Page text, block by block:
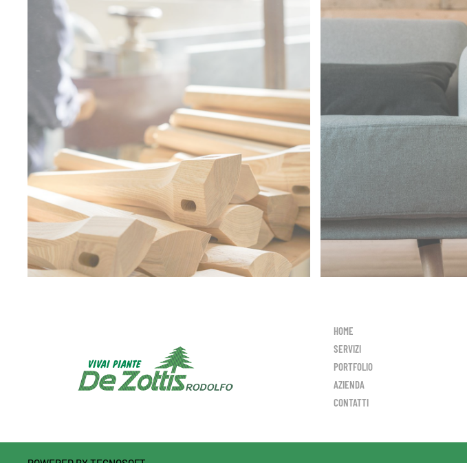
HOME
SERVIZI
PORTFOLIO
AZIENDA
CONTATTI